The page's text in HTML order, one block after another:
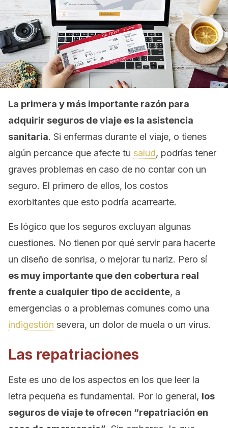
La primera y más importante razón para
adquirir seguros de viaje es la asistencia
sanitaria. Si enfermas durante el viaje, o tienes
algún percance que afecte tu salud, podrías tener
graves problemas en caso de no contar con un
seguro. El primero de ellos, los costos
exorbitantes que esto podría acarrearte.
Es lógico que los seguros excluyan algunas
cuestiones. No tienen por qué servir para hacerte
un diseño de sonrisa, o mejorar tu nariz. Pero sí
es muy importante que den cobertura real
frente a cualquier tipo de accidente, a
emergencias o a problemas comunes como una
indigestión severa, un dolor de muela o un virus.
Las repatriaciones
Este es uno de los aspectos en los que leer la
letra pequeña es fundamental. Por lo general, los
seguros de viaje te ofrecen “repatriación en